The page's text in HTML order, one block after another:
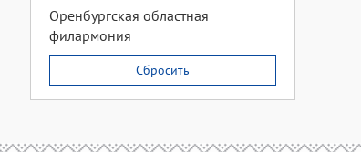
Оренбургская областная
филармония
Сбросить